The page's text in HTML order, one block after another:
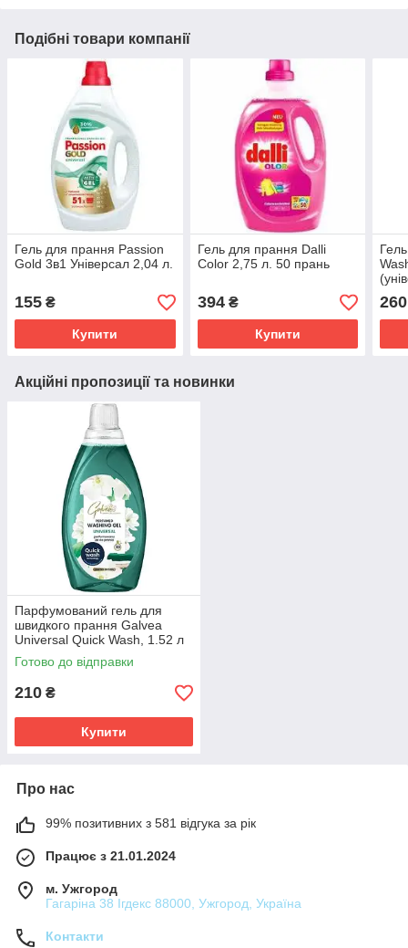
Подібні товари компанії
Гель для прання Passion
Gold 3в1 Універсал 2,04 л.
155 ₴
Купити
Гель для прання Dalli
Color 2,75 л. 50 прань
394₴
Купити
260
Акційні пропозиції та новинки
Парфумований гель для
швидкого прання Galvea
Universal Quick Wash, 1.52 л
(38 циклів)
Готово до відправки
210 ₴
Купити
Про нас
99% позитивних з 581 відгука за рік
Працює з 21.01.2024
м. Ужгород
Гагаріна 38 Ігдекс 88000, Ужгород, Україна
Контакти